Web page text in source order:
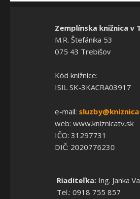
Zemplínska knižnica v
M.R. Štefánika 53
075 43 Trebišov
Kód knižnice:
ISIL SK-3KACRA03917
e-mail:
web: www.kniznicatv.sk
IČO: 31297731
DIČ: 2020776230
Riaditeľka:Ing. Janka
Tel.: 0918 755 857